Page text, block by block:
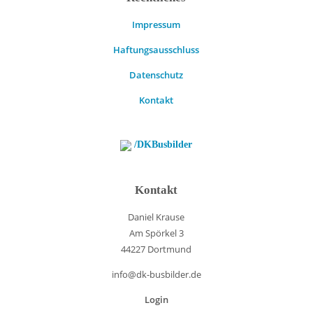
Impressum
Haftungsausschluss
Datenschutz
Kontakt
/DKBusbilder
Kontakt
Daniel Krause
Am Spörkel 3
44227 Dortmund
info@dk-busbilder.de
Login